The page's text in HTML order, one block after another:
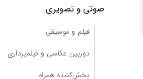
صوتی و تصویری
فیلم و موسیقی
دوربین عکاسی و فیلم‌برداری
پخش‌کننده همراه